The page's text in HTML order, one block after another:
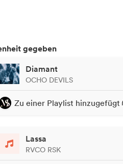
gegeben
Diamant
OCHO DEVILS
Zu einer Playlist hinzugefügt
Lassa
RVCO RSK